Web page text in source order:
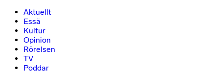
Aktuellt
Essä
Kultur
Opinion
Rörelsen
TV
Poddar